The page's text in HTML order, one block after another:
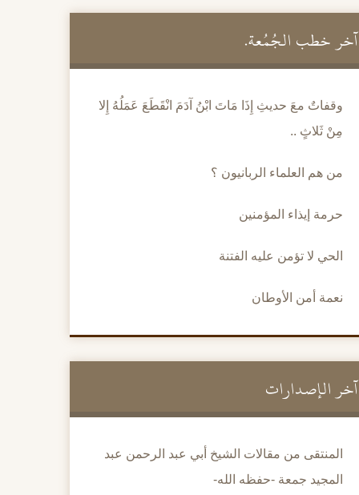
آخر خطب الجُمُعة.
وقفاتٌ معَ حديثِ إِذَا مَاتَ ابْنُ آدَمَ انْقَطَعَ عَمَلُهُ إِلا
مِنْ ثَلاثٍ ..
من هم العلماء الربانيون ؟
حرمة إيذاء المؤمنين
الحي لا تؤمن عليه الفتنة
نعمة أمن الأوطان
آخر الإصدارات
المنتقى من مقالات الشيخ أبي عبد الرحمن عبد
المجيد جمعة -حفظه الله-